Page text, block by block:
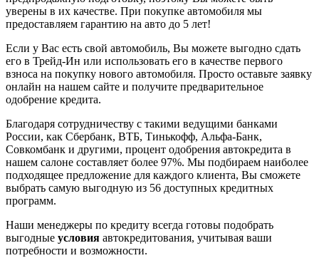
уверены в их качестве. При покупке автомобиля мы
предоставляем гарантию на авто до 5 лет!
Если у Вас есть свой автомобиль, Вы можете выгодно сдать
его в Трейд-Ин или использовать его в качестве первого
взноса на покупку нового автомобиля. Просто оставьте заявку
онлайн на нашем сайте и получите предварительное
одобрение кредита.
Благодаря сотрудничеству с такими ведущими банками
России, как Сбербанк, ВТБ, Тинькофф, Альфа-Банк,
Совкомбанк и другими, процент одобрения автокредита в
нашем салоне составляет более 97%. Мы подбираем наиболее
подходящее предложение для каждого клиента, Вы сможете
выбрать самую выгодную из 56 доступных кредитных
программ.
Наши менеджеры по кредиту всегда готовы подобрать
выгодные условия автокредитования, учитывая ваши
потребности и возможности.